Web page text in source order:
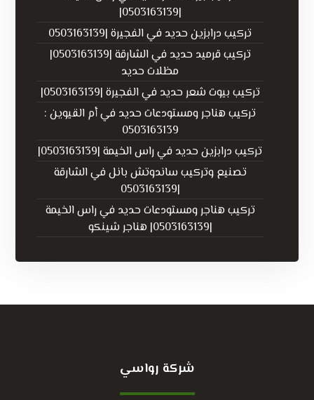
|0503163139|
تركيب درابزين حديد في الفجيرة |0503163139
تركيب قرميد حديد في الشارقة |0503163139|
مظلات حديد
تركيب بيوت شعر حديد في الفجيرة |0503163139|
تركيب هناجر ومستودعات حديد في أم القيوين :
0503163139
تركيب درابزين حديد في راس الخيمة |0503163139|
تصنيع وتركيب ساندوتش بانل في الشارقة
|0503163139
تركيب هناجر ومستودعات حديد في راس الخيمة
|0503163139| هناجر شينكو
شركة رواسي